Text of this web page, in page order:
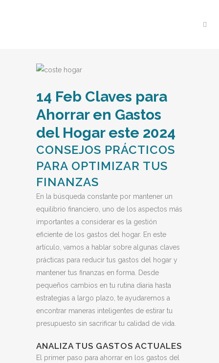
14 Feb Claves para
Ahorrar en Gastos
del Hogar este 2024
CONSEJOS PRÁCTICOS
PARA OPTIMIZAR TUS
FINANZAS
En la búsqueda constante por mantener un
equilibrio financiero, uno de los aspectos más
importantes a considerar es la gestión
eficiente de los gastos del hogar. En este
artículo, vamos a hablar sobre algunas claves
prácticas para reducir tus gastos del hogar y
mantener tus finanzas en forma. Desde
pequeños cambios en tu rutina diaria hasta
estrategias a largo plazo, te ayudaremos a
encontrar maneras inteligentes de estirar tu
presupuesto sin sacrificar tu calidad de vida.
ANALIZA TUS GASTOS ACTUALES
El primer paso para ahorrar en los gastos del